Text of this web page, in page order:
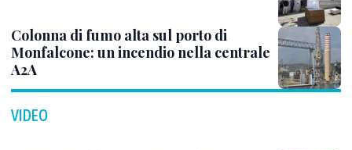
Colonna di fumo alta sul porto di
Monfalcone: un incendio nella centrale
A2A
VIDEO